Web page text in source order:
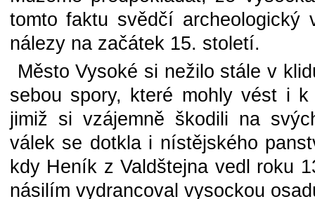
tomto faktu svědčí archeologický
nálezy na začátek 15. století.
Město Vysoké si nežilo stále v
sebou spory, které mohly vést i
jimiž si vzájemně škodili na
válek se dotkla i nístějského
kdy Heník z Valdštejna vedl roku
násilím vydrancoval vysockou